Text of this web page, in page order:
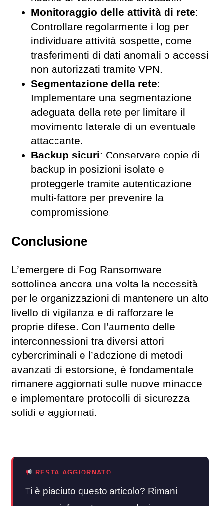
Monitoraggio delle attività di rete:
Controllare regolarmente i log per
individuare attività sospette, come
trasferimenti di dati anomali o accessi
non autorizzati tramite VPN.
Segmentazione della rete:
Implementare una segmentazione
adeguata della rete per limitare il
movimento laterale di un eventuale
attaccante.
Backup sicuri: Conservare copie di
backup in posizioni isolate e
proteggerle tramite autenticazione
multi-fattore per prevenire la
compromissione.
Conclusione
L’emergere di Fog Ransomware
sottolinea ancora una volta la necessità
per le organizzazioni di mantenere un alto
livello di vigilanza e di rafforzare le
proprie difese. Con l’aumento delle
interconnessioni tra diversi attori
cybercriminali e l’adozione di metodi
avanzati di estorsione, è fondamentale
rimanere aggiornati sulle nuove minacce
e implementare protocolli di sicurezza
solidi e aggiornati.
RESTA AGGIORNATO
Ti è piaciuto questo articolo? Rimani